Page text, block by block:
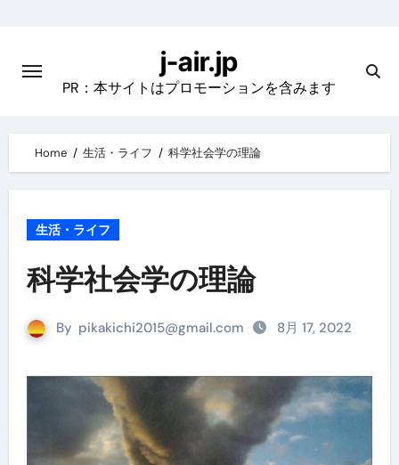
content
j-air.jp
PR：本サイトはプロモーションを含みます
Home 生活・ライフ 科学社会学の理論
生活・ライフ
科学社会学の理論
By pikakichi2015@gmail.com 8月 17, 2022